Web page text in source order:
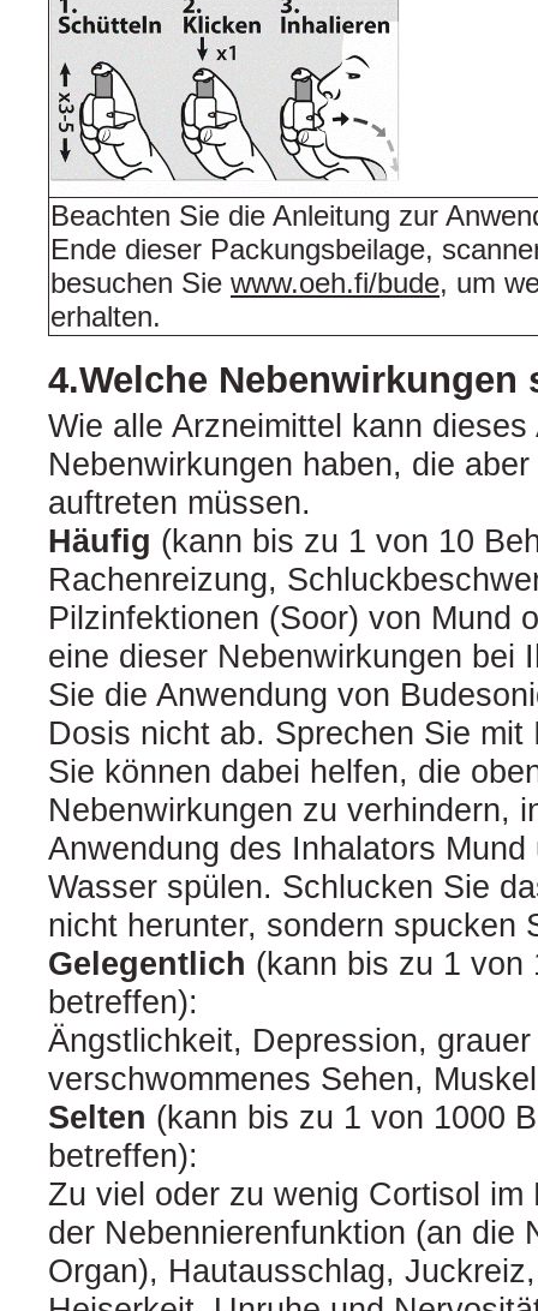
Beachten Sie die Anleitung zur
Ende dieser Packungsbeilage,
besuchen Sie www.oeh.fi/bude, um
erhalten.
4.Welche
Wie alle Arzneimittel kann dieses
Nebenwirkungen haben, die
auftreten müssen.
Häufig (kann bis zu 1 von 10
Rachenreizung,
Pilzinfektionen (Soor) von Mund
eine dieser Nebenwirkungen bei
Sie die Anwendung von
Dosis nicht ab. Sprechen Sie mit
Sie können dabei helfen, die
Nebenwirkungen zu verhindern,
Anwendung des Inhalators
Wasser spülen. Schlucken Sie
nicht herunter, sondern spucken
Gelegentlich (kann bis zu 1 von
betreffen):
Ängstlichkeit, Depression,
verschwommenes Sehen,
Selten (kann bis zu 1 von 1000
betreffen):
Zu viel oder zu wenig Cortisol im
der Nebennierenfunktion (an die
Organ), Hautausschlag,